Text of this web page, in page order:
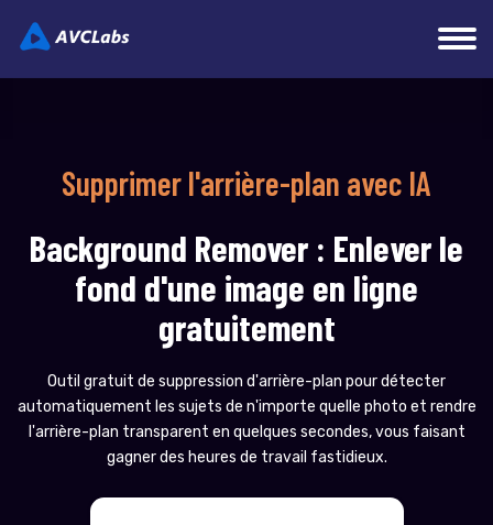
Supprimer l'arrière-plan avec IA
Background Remover : Enlever le
fond d'une image en ligne
gratuitement
Outil gratuit de suppression d'arrière-plan pour détecter
automatiquement les sujets de n'importe quelle photo et rendre
l'arrière-plan transparent en quelques secondes, vous faisant
gagner des heures de travail fastidieux.